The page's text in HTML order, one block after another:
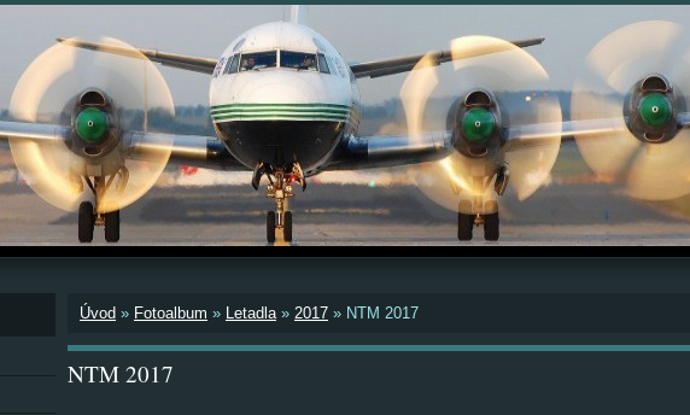
Úvod » Fotoalbum » Letadla» 2017 » NTM 2017
NTM 2017